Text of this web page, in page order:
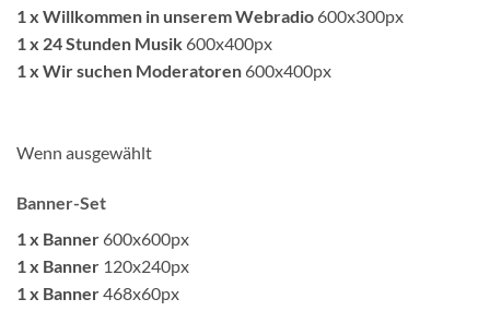
1 x Willkommen in unserem Webradio 600x300px
1 x 24 Stunden Musik 600x400px
1 x Wir suchen Moderatoren 600x400px
Wenn ausgewählt
Banner-Set
1 x Banner 600x600px
1 x Banner 120x240px
1 x Banner468x60px